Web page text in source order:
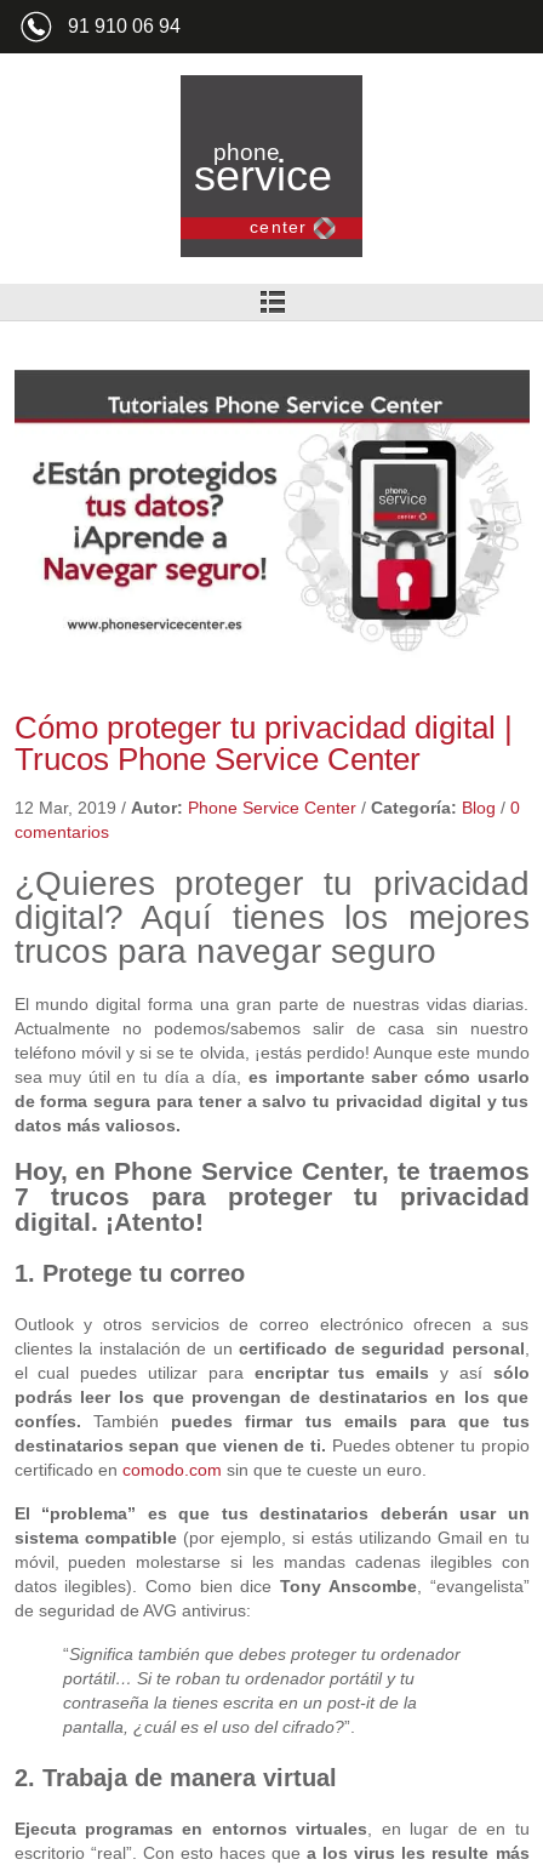
91 910 06 94
Cómo proteger tu privacidad digital |
Trucos Phone Service Center
12 Mar, 2019 / Autor: Phone Service Center/ Categoría: Blog / 0
comentarios
¿Quieres proteger tu privacidad
digital? Aquí tienes los mejores
trucos para navegar seguro
El mundo digital forma una gran parte de nuestras vidas diarias.
Actualmente no podemos/sabemos salir de casa sin nuestro
teléfono móvil y si se te olvida, ¡estás perdido! Aunque este mundo
sea muy útil en tu día a día, es importante saber cómo usarlo
de forma segura para tener a salvo tu privacidad digital y tus
datos más valiosos.
Hoy, en Phone Service Center, te traemos
7 trucos para proteger tu privacidad
digital. ¡Atento!
1. Protege tu correo
Outlook y otros servicios de correo electrónico ofrecen a sus
clientes la instalación de un certificado de seguridad personal,
el cual puedes utilizar para encriptar tus emails y así sólo
podrás leer los que provengan de destinatarios en los que
confíes. También puedes firmar tus emails para que tus
destinatarios sepan que vienen de ti. Puedes obtener tu propio
certificado en comodo.com sin que te cueste un euro.
El “problema” es que tus destinatarios deberán usar un
sistema compatible(por ejemplo, si estás utilizando Gmail en tu
móvil, pueden molestarse si les mandas cadenas ilegibles con
datos ilegibles). Como bien diceTony Anscombe, “evangelista”
de seguridad de AVG antivirus:
“Significa también que debes proteger tu ordenador
portátil… Si te roban tu ordenador portátil y tu
contraseña la tienes escrita en un post-it de la
pantalla, ¿cuál es el uso del cifrado?”.
2. Trabaja de manera virtual
Ejecuta programas en entornos virtuales, en lugar de en tu
escritorio “real”. Con esto haces que a los virus les resulte más